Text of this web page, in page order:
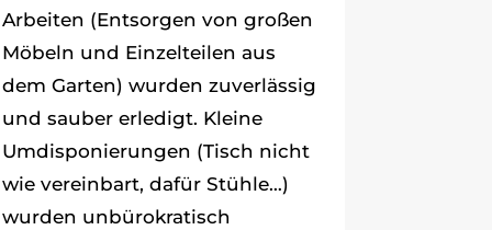
Arbeiten (Entsorgen von großen
Möbeln und Einzelteilen aus
dem Garten) wurden zuverlässig
und sauber erledigt. Kleine
Umdisponierungen (Tisch nicht
wie vereinbart, dafür Stühle…)
wurden unbürokratisch